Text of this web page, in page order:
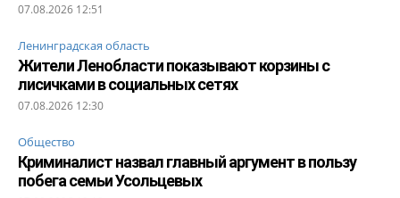
07.08.2026 12:51
Ленинградская область
Жители Ленобласти показывают корзины с
лисичками в социальных сетях
07.08.2026 12:30
Общество
Криминалист назвал главный аргумент в пользу
побега семьи Усольцевых